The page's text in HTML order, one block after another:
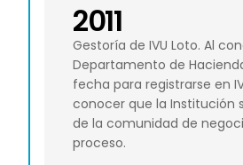
2011
Gestoría de IVU Loto. Al
Departamento de
fecha para registrarse en
conocer que la Institución
de la comunidad de
proceso.